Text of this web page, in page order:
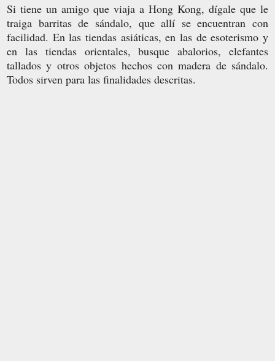
Si tiene un amigo que viaja a Hong Kong, dígale que le
traiga barritas de sándalo, que allí se encuentran con
facilidad. En las tiendas asiáticas, en las de esoterismo y
en las tiendas orientales, busque abalorios, elefantes
tallados y otros objetos hechos con madera de sándalo.
Todos sirven para las finalidades descritas.